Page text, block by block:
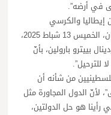
في أرضه”.
والكرسي
الرسولي، بمناسبة احتفالات اتفاقيات لاتيران، الخميس 13 شباط 2025،
بييترو بارولين، بأنّ
للترحيل”.
من شأنه أن
لأنّ الدول المجاورة مثل
رأينا هو حل الدولتين،